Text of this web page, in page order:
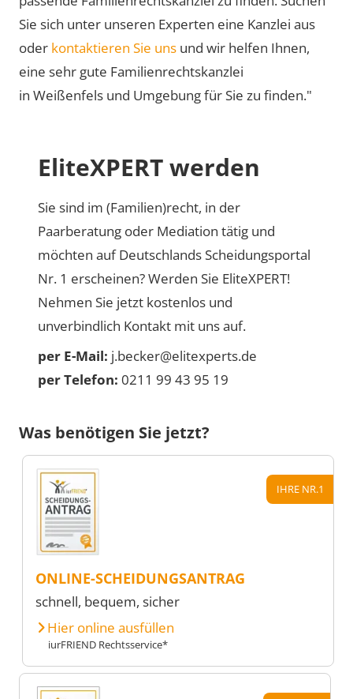
Sie sich unter unseren Experten eine Kanzlei aus
oder kontaktieren Sie uns und wir helfen Ihnen,
eine sehr gute Familienrechtskanzlei
in Weißenfels und Umgebung für Sie zu finden."
EliteXPERT werden
Sie sind im (Familien)recht, in der
Paarberatung oder Mediation tätig und
möchten auf Deutschlands Scheidungsportal
Nr. 1 erscheinen? Werden Sie EliteXPERT!
Nehmen Sie jetzt kostenlos und
unverbindlich Kontakt mit uns auf.
per E-Mail: j.becker@elitexperts.de
per Telefon: 0211 99 43 95 19
Was benötigen Sie jetzt?
IHRE NR.1
ONLINE-SCHEIDUNGSANTRAG
schnell, bequem, sicher
Hier online ausfüllen
iurFRIEND Rechtsservice*